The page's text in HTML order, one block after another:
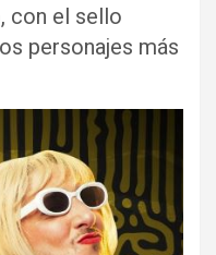
con el sello
personajes más